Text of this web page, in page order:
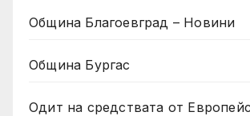
Община Благоевград – Новини
Община Бургас
Одит на средствата от